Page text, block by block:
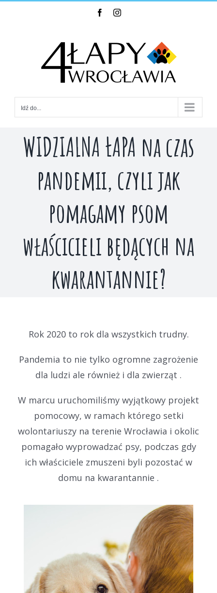
FacebookInstagram
Idź do...
WIDZIALNA ŁAPA na czas
pandemii, czyli jak
pomagamy psom
właścicieli będących na
kwarantannie?
Rok 2020 to rok dla wszystkich trudny.
Pandemia to nie tylko ogromne zagrożenie
dla ludzi ale również i dla zwierząt .
W marcu uruchomiliśmy wyjątkowy projekt
pomocowy, w ramach którego setki
wolontariuszy na terenie Wrocławia i okolic
pomagało wyprowadzać psy, podczas gdy
ich właściciele zmuszeni byli pozostać w
domu na kwarantannie .